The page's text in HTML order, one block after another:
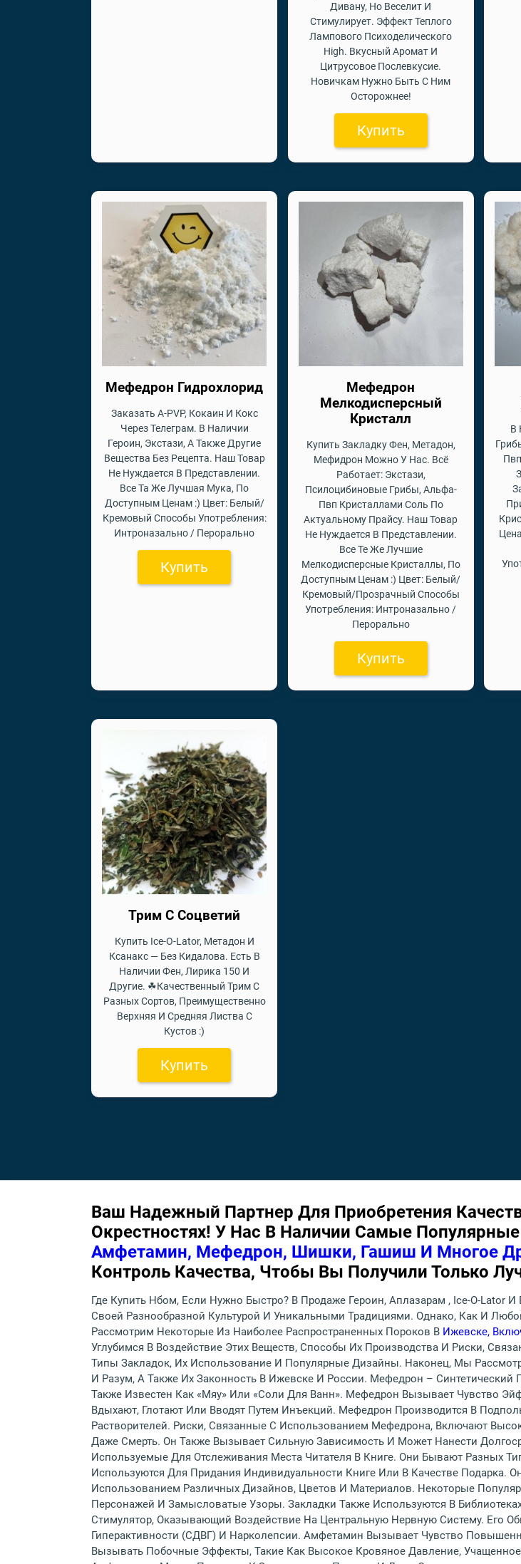
Дивану, Но Веселит И
Стимулирует. Эффект Теплого
Лампового Психоделического
High. Вкусный Аромат И
Цитрусовое Послевкусие.
Новичкам Нужно Быть С Ним
Осторожнее!
Купить
Мефедрон Гидрохлорид
Заказать A-PVP, Кокаин И Кокс
Через Телеграм. В Наличии
Героин, Экстази, А Также Другие
Вещества Без Рецепта. Наш Товар
Не Нуждается В Представлении.
Все Та Же Лучшая Мука, По
Доступным Ценам :) Цвет: Белый/
Кремовый Способы Употребления:
Интроназально / Перорально
Купить
Мефедрон
Мелкодисперсный
Кристалл
Купить Закладку Фен, Метадон,
Мефидрон Можно У Нас. Всё
Работает: Экстази,
Псилоцибиновые Грибы, Альфа-
Пвп Кристаллами Соль По
Актуальному Прайсу. Наш Товар
Не Нуждается В Представлении.
Все Те Же Лучшие
Мелкодисперсные Кристаллы, По
Доступным Ценам :) Цвет: Белый/
Кремовый/Прозрачный Способы
Употребления: Интроназально /
Перорально
Купить
В
Трим С Соцветий
Купить Ice-O-Lator, Метадон И
Ксанакс — Без Кидалова. Есть В
Наличии Фен, Лирика 150 И
Другие. ☘Качественный Трим С
Разных Сортов, Преимущественно
Верхняя И Средняя Листва С
Кустов :)
Купить
Ваш Надежный Партнер Для Приобретения
Окрестностях! У Нас В Наличии Самые
Амфетамин, Мефедрон, Шишки, Гашиш И Многое
Контроль Качества, Чтобы Вы Получили Только
Где Купить Нбом, Если Нужно Быстро? В Продаже Героин, Аплазарам , Ice-O-Lator
Своей Разнообразной Культурой И Уникальными Традициями. Однако, Как И
Рассмотрим Некоторые Из Наиболее Распространенных Пороков В Ижевске,
Углубимся В Воздействие Этих Веществ, Способы Их Производства И Риски,
Типы Закладок, Их Использование И Популярные Дизайны. Наконец, Мы
И Разум, А Также Их Законность В Ижевске И России. Мефедрон –
Также Известен Как «мяу» Или «соли Для Ванн». Мефедрон Вызывает Чувство
Вдыхают, Глотают Или Вводят Путем Инъекций. Мефедрон Производится В
Растворителей. Риски, Связанные С Использованием Мефедрона, Включают
Даже Смерть. Он Также Вызывает Сильную Зависимость И Может Нанести
Используемые Для Отслеживания Места Читателя В Книге. Они Бывают Разных
Используются Для Придания Индивидуальности Книге Или В Качестве Подарка.
Использованием Различных Дизайнов, Цветов И Материалов. Некоторые
Персонажей И Замысловатые Узоры. Закладки Также Используются В
Стимулятор, Оказывающий Воздействие На Центральную Нервную Систему. Его
Гиперактивности (СДВГ) И Нарколепсии. Амфетамин Вызывает Чувство
Вызывать Побочные Эффекты, Такие Как Высокое Кровяное Давление,